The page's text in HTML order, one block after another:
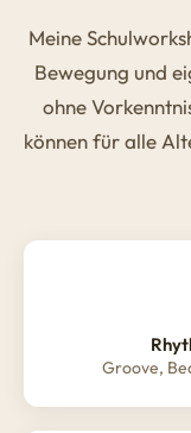
Meine
Bewegung und
ohne
können für alle
Groove,